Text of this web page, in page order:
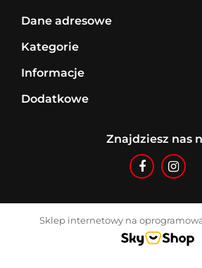
Dane adresowe
Kategorie
Informacje
Dodatkowe
Znajdziesz nas
Sklep internetowy na